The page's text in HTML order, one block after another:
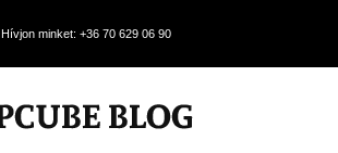
Hívjon minket: +36 70 629 06 90